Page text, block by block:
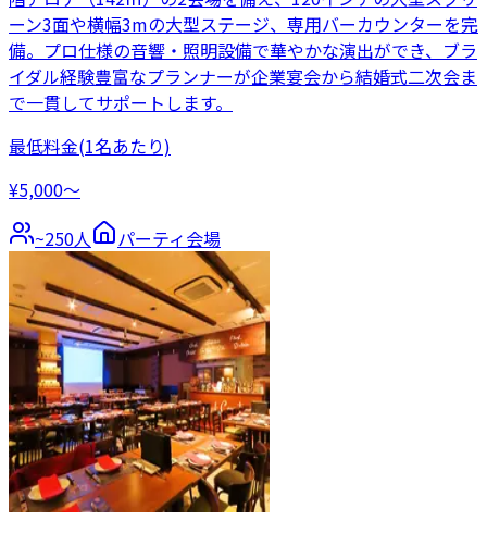
ーン3面や横幅3mの大型ステージ、専用バーカウンターを完
備。プロ仕様の音響・照明設備で華やかな演出ができ、ブラ
イダル経験豊富なプランナーが企業宴会から結婚式二次会ま
で一貫してサポートします。
最低料金(1名あたり)
¥5,000〜
~250人 パーティ会場